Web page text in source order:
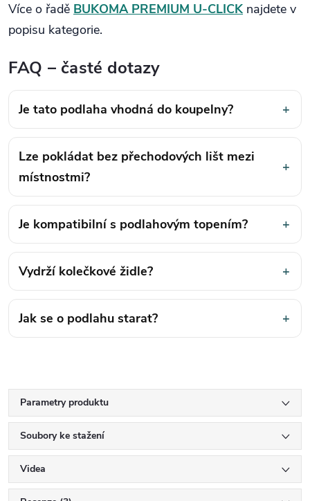
Více o řadě BUKOMA PREMIUM U‑CLICK najdete v
popisu kategorie.
FAQ – časté dotazy
Je tato podlaha vhodná do koupelny? +
Lze pokládat bez přechodových lišt mezi
místnostmi?
+
Je kompatibilní s podlahovým topením? +
Vydrží kolečkové židle? +
Jak se o podlahu starat? +
Parametry produktu
Soubory ke stažení
Videa